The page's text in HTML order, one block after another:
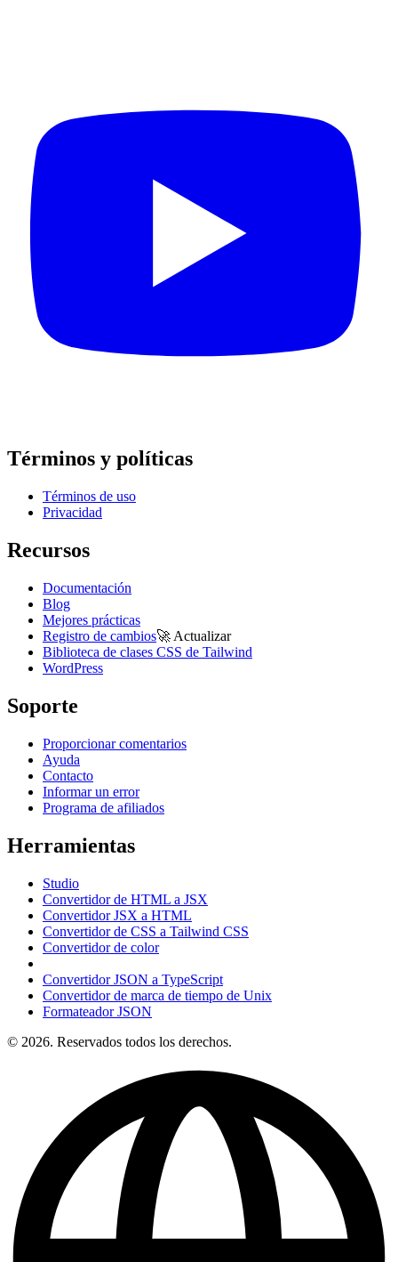
Términos y políticas
Términos de uso
Privacidad
Recursos
Documentación
Blog
Mejores prácticas
Registro de cambios🚀 Actualizar
Biblioteca de clases CSS de Tailwind
WordPress
Soporte
Proporcionar comentarios
Ayuda
Contacto
Informar un error
Programa de afiliados
Herramientas
Studio
Convertidor de HTML a JSX
Convertidor JSX a HTML
Convertidor de CSS a Tailwind CSS
Convertidor de color
Convertidor JSON a TypeScript
Convertidor de marca de tiempo de Unix
Formateador JSON
© 2026. Reservados todos los derechos.